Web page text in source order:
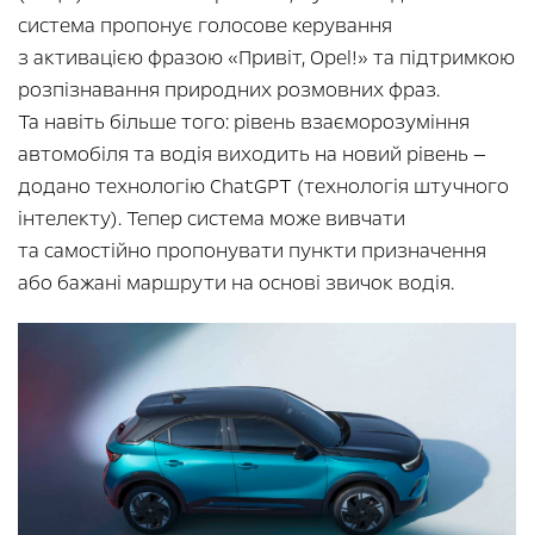
система пропонує голосове керування
з активацією фразою «Привіт, Opel!» та підтримкою
розпізнавання природних розмовних фраз.
Та навіть більше того: рівень взаєморозуміння
автомобіля та водія виходить на новий рівень —
додано технологію ChatGPT (технологія штучного
інтелекту). Тепер система може вивчати
та самостійно пропонувати пункти призначення
або бажані маршрути на основі звичок водія.